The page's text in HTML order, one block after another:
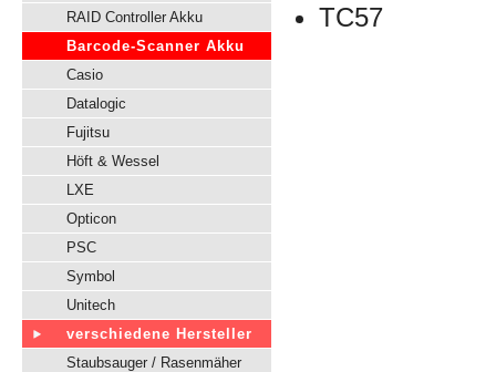
RAID Controller Akku
Barcode-Scanner Akku
Casio
Datalogic
Fujitsu
Höft & Wessel
LXE
Opticon
PSC
Symbol
Unitech
verschiedene Hersteller
Staubsauger / Rasenmäher
TC57